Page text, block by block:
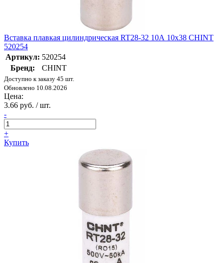
Вставка плавкая цилиндрическая RT28-32 10А 10х38 CHINT
520254
Артикул: 520254
Бренд:
CHINT
Доступно к заказу 45 шт.
Обновлено 10.08.2026
Цена:
3.66 руб. / шт.
-
+
Купить